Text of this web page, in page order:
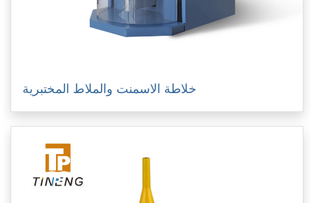
خلاطة الاسمنت والملاط المختبرية